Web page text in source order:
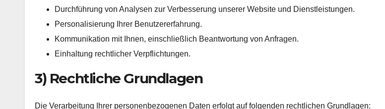
Durchführung von Analysen zur Verbesserung unserer Website und Dienstleistungen.
Personalisierung Ihrer Benutzererfahrung.
Kommunikation mit Ihnen, einschließlich Beantwortung von Anfragen.
Einhaltung rechtlicher Verpflichtungen.
3) Rechtliche Grundlagen
Die Verarbeitung Ihrer personenbezogenen Daten erfolgt auf folgenden rechtlichen Grundlagen: